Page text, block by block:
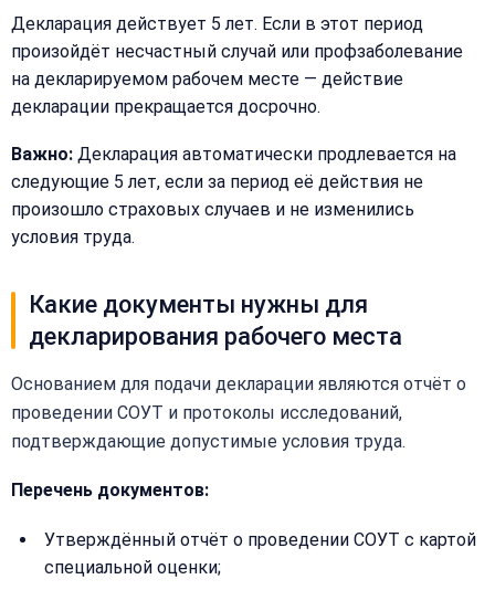
Декларация действует 5 лет. Если в этот период
произойдёт несчастный случай или профзаболевание
на декларируемом рабочем месте — действие
декларации прекращается досрочно.
Важно: Декларация автоматически продлевается на
следующие 5 лет, если за период её действия не
произошло страховых случаев и не изменились
условия труда.
Какие документы нужны для
декларирования рабочего места
Основанием для подачи декларации являются отчёт о
проведении СОУТ и протоколы исследований,
подтверждающие допустимые условия труда.
Перечень документов:
Утверждённый отчёт о проведении СОУТ с картой
специальной оценки;